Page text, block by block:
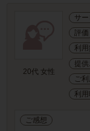
20代 女性
サ
評価
利
提
ご
利用
ご感想